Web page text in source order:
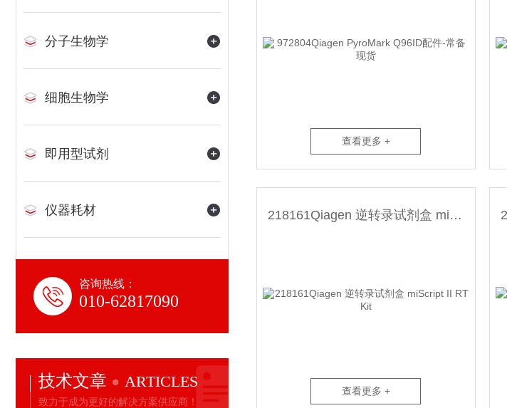
分子生物学
细胞生物学
即用型试剂
仪器耗材
咨询热线：
010-62817090
技术文章 ARTICLES
致力于成为更好的解决方案供应商！
查看更多 +
218161Qiagen 逆转录试剂盒 miScript II RT Kit
查看更多 +